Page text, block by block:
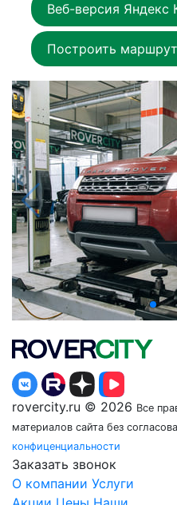
Веб-версия Яндекс
Построить маршрут
rovercity.ru © 2026 Все
материалов сайта без
конфиценциальности
Заказать звонок
О компании Услуги